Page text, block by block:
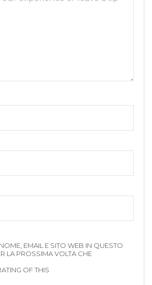
EMAIL E SITO WEB IN QUESTO
LA PROSSIMA VOLTA CHE
OF THIS